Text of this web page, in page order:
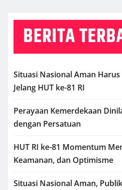
BERITA
Situasi Nasional Aman
Jelang HUT ke-81 RI
Perayaan Kemerdekaan
dengan Persatuan
HUT RI ke-81 Momentum
Keamanan, dan Optimisme
Situasi Nasional Aman,